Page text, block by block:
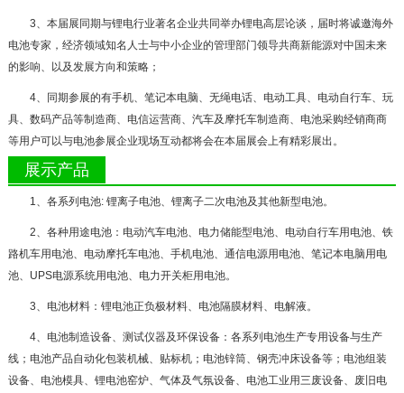
3、本届展同期与锂电行业著名企业共同举办锂电高层论谈，届时将诚邀海外
电池专家，经济领域知名人士与中小企业的管理部门领导共商新能源对中国未来
的影响、以及发展方向和策略；
4、同期参展的有手机、笔记本电脑、无绳电话、电动工具、电动自行车、玩
具、数码产品等制造商、电信运营商、汽车及摩托车制造商、电池采购经销商商
等用户可以与电池参展企业现场互动都将会在本届展会上有精彩展出。
展示产品
1、各系列电池: 锂离子电池、锂离子二次电池及其他新型电池。
2、各种用途电池：电动汽车电池、电力储能型电池、电动自行车用电池、铁
路机车用电池、电动摩托车电池、手机电池、通信电源用电池、笔记本电脑用电
池、UPS电源系统用电池、电力开关柜用电池。
3、电池材料：锂电池正负极材料、电池隔膜材料、电解液。
4、电池制造设备、测试仪器及环保设备：各系列电池生产专用设备与生产
线；电池产品自动化包装机械、贴标机；电池锌筒、钢壳冲床设备等；电池组装
设备、电池模具、锂电池窑炉、气体及气氛设备、电池工业用三废设备、废旧电